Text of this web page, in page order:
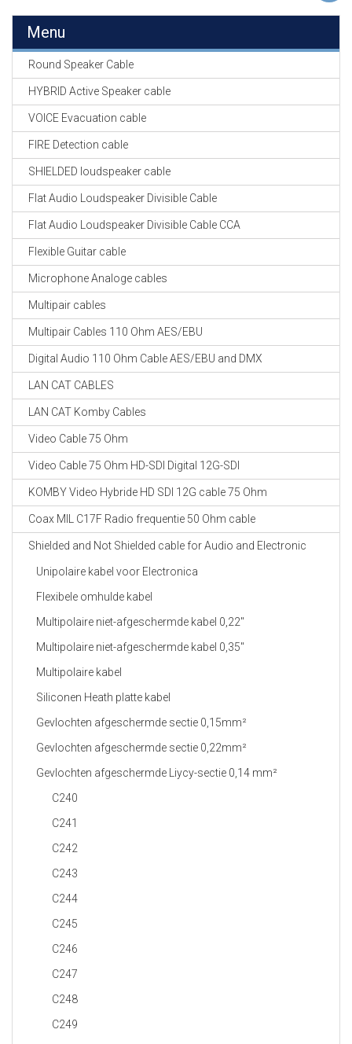
GEVLOCHTEN KOUS
KRIMP KOUS
KOPER KABEL
OCC OPTICAL
FIBER CABLE
GE-ASSEMBLEERDE
KOPER/FIBER
19" RACKS
TOEBEHOREN
CABLE EQUIPEMENTS
Menu
Round Speaker Cable
HYBRID Active Speaker cable
VOICE Evacuation cable
FIRE Detection cable
SHIELDED loudspeaker cable
Flat Audio Loudspeaker Divisible Cable
Flat Audio Loudspeaker Divisible Cable CCA
Flexible Guitar cable
Microphone Analoge cables
Multipair cables
Multipair Cables 110 Ohm AES/EBU
Digital Audio 110 Ohm Cable AES/EBU and DMX
LAN CAT CABLES
LAN CAT Komby Cables
Video Cable 75 Ohm
Video Cable 75 Ohm HD-SDI Digital 12G-SDI
KOMBY Video Hybride HD SDI 12G cable 75 Ohm
Coax MIL C17F Radio frequentie 50 Ohm cable
Shielded and Not Shielded cable for Audio and Electronic
Unipolaire kabel voor Electronica
Flexibele omhulde kabel
Multipolaire niet-afgeschermde kabel 0,22"
Multipolaire niet-afgeschermde kabel 0,35"
Multipolaire kabel
Siliconen Heath platte kabel
Gevlochten afgeschermde sectie 0,15mm²
Gevlochten afgeschermde sectie 0,22mm²
Gevlochten afgeschermde Liycy-sectie 0,14 mm²
C240
C241
C242
C243
C244
C245
C246
C247
C248
C249